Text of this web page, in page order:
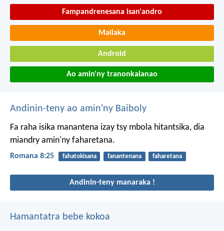
Fampandrenesana isan'andro
Mailaka
Android
Ao amin'ny tranonkalanao
Andinin-teny ao amin'ny Baiboly
Fa raha isika manantena izay tsy mbola hitantsika, dia
miandry amin'ny faharetana.
Romana 8:25 fahatokisana fanantenana faharetana
Andinin-teny manaraka !
Hamantatra bebe kokoa